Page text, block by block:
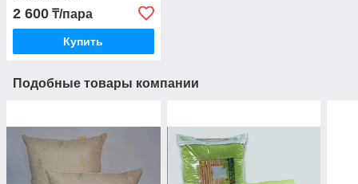
2 600 ₸/пара
Купить
Подобные товары компании